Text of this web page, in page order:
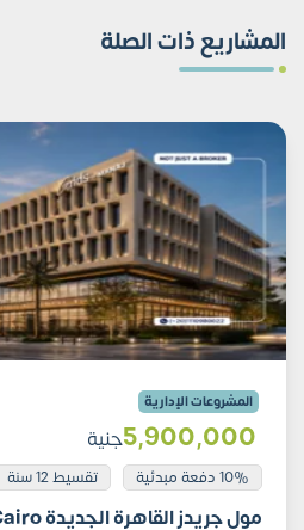
المشاريع ذات الصلة
المشروعات الإدارية
5٬900٬000جنية
10% دفعة مبدئية تقسيط 12 سنة